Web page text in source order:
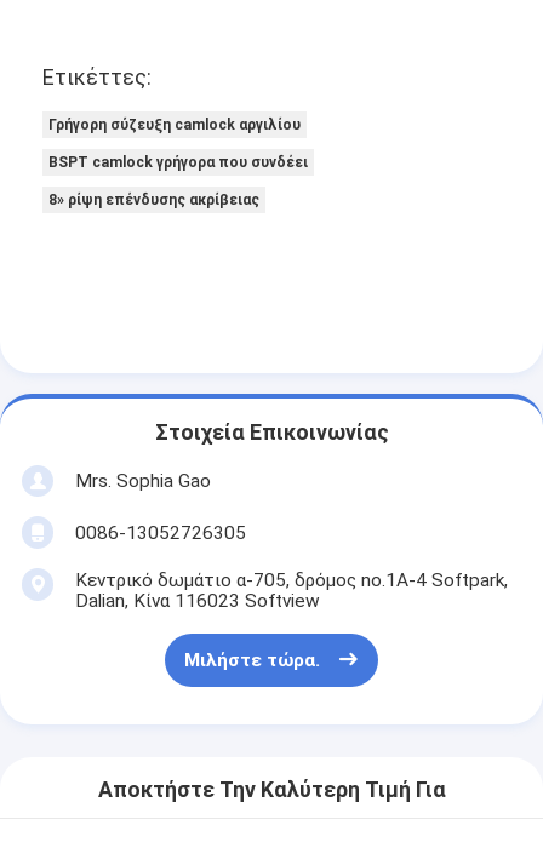
Ετικέττες:
Γρήγορη σύζευξη camlock αργιλίου
BSPT camlock γρήγορα που συνδέει
8» ρίψη επένδυσης ακρίβειας
Στοιχεία Επικοινωνίας
Mrs. Sophia Gao
0086-13052726305
Κεντρικό δωμάτιο α-705, δρόμος no.1A-4 Softpark,
Dalian, Κίνα 116023 Softview
Μιλήστε τώρα.
Αποκτήστε Την Καλύτερη Τιμή Για